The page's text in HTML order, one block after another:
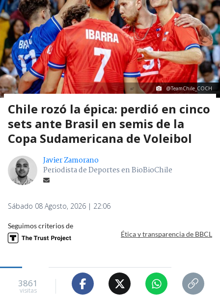
@TeamChile_COCH
Chile rozó la épica: perdió en cinco
sets ante Brasil en semis de la
Copa Sudamericana de Voleibol
Javier Zamorano
Periodista de Deportes en BioBioChile
Sábado 08 Agosto, 2026 | 22:06
Seguimos criterios de
Ética y transparencia de BBCL
3861
visitas